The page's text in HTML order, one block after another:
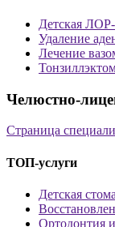
Детская
Удаление
Лечение
Челюстно-
Страница
ТОП-услуги
Детская
Ортодонтия